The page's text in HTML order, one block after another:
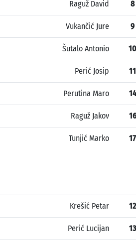
Raguž David 8
Vukančić Jure 9
Šutalo Antonio 10
Perić Josip 11
Perutina Maro 14
Raguž Jakov 16
Tunjić Marko 17
Krešić Petar 12
Perić Lucijan 13